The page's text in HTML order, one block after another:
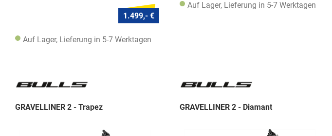
1.499,- €
Auf Lager, Lieferung in 5-7 Werktagen
Auf Lager, Lieferung in 5-7 Werktagen
GRAVELLINER 2 - Trapez GRAVELLINER 2 - Diamant